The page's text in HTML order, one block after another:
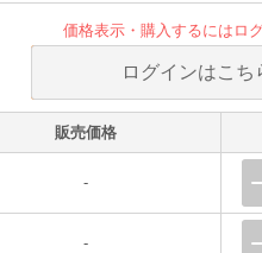
価格表示・購入するにはロ
ログインはこち
販売価格
-
-